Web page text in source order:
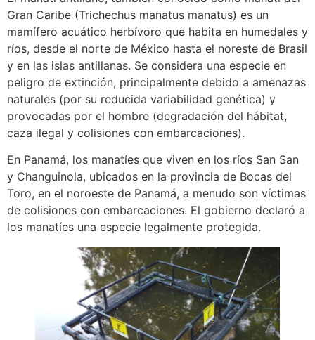
Gran Caribe (Trichechus manatus manatus) es un
mamífero acuático herbívoro que habita en humedales y
ríos, desde el norte de México hasta el noreste de Brasil
y en las islas antillanas. Se considera una especie en
peligro de extinción, principalmente debido a amenazas
naturales (por su reducida variabilidad genética) y
provocadas por el hombre (degradación del hábitat,
caza ilegal y colisiones con embarcaciones).
En Panamá, los manatíes que viven en los ríos San San
y Changuinola, ubicados en la provincia de Bocas del
Toro, en el noroeste de Panamá, a menudo son víctimas
de colisiones con embarcaciones. El gobierno declaró a
los manatíes una especie legalmente protegida.